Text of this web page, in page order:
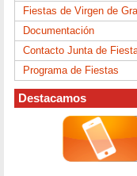
Fiestas de Virgen de
Documentación
Contacto Junta de
Programa de Fiestas
Destacamos